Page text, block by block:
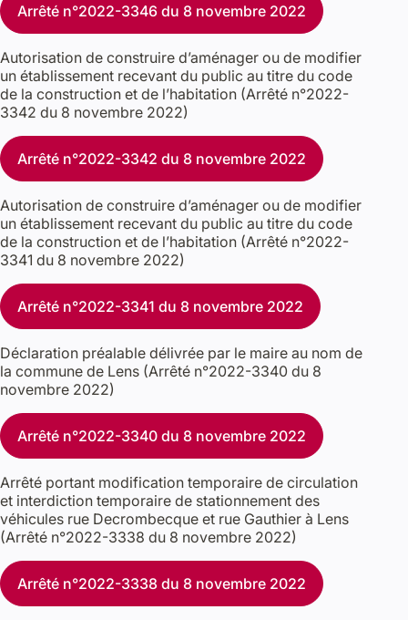
Arrêté n°2022-3346 du 8 novembre 2022
Autorisation de construire d’aménager ou de modifier
un établissement recevant du public au titre du code
de la construction et de l’habitation (Arrêté n°2022-
3342 du 8 novembre 2022)
Arrêté n°2022-3342 du 8 novembre 2022
Autorisation de construire d’aménager ou de modifier
un établissement recevant du public au titre du code
de la construction et de l’habitation (Arrêté n°2022-
3341 du 8 novembre 2022)
Arrêté n°2022-3341 du 8 novembre 2022
Déclaration préalable délivrée par le maire au nom de
la commune de Lens (Arrêté n°2022-3340 du 8
novembre 2022)
Arrêté n°2022-3340 du 8 novembre 2022
Arrêté portant modification temporaire de circulation
et interdiction temporaire de stationnement des
véhicules rue Decrombecque et rue Gauthier à Lens
(Arrêté n°2022-3338 du 8 novembre 2022)
Arrêté n°2022-3338 du 8 novembre 2022